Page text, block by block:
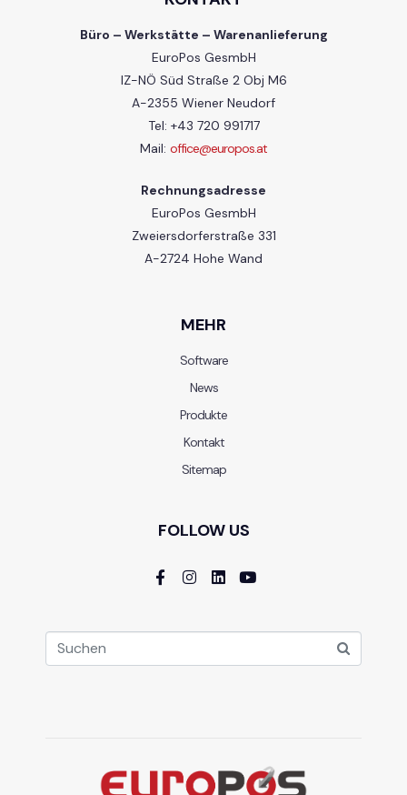
Büro – Werkstätte – Warenanlieferung
EuroPos GesmbH
IZ-NÖ Süd Straße 2 Obj M6
A-2355 Wiener Neudorf
Tel: +43 720 991717
Mail: office@europos.at
Rechnungsadresse
EuroPos GesmbH
Zweiersdorferstraße 331
A-2724 Hohe Wand
MEHR
Software
News
Produkte
Kontakt
Sitemap
FOLLOW US